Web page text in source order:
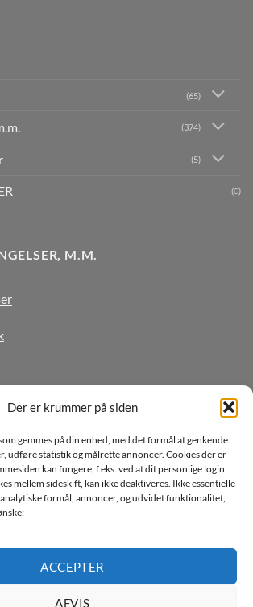
Der er krummer på siden
gemmes på din enhed, med det formål at genkende
udføre statistik og målrette annoncer. Cookies der er
kan fungere, f.eks. ved at dit personlige login
mellem sideskift, kan ikke deaktiveres. Ikke essentielle
formål, annoncer, og udvidet funktionalitet,
ACCEPTER
AFVIS
(65)
(374)
(5)
(0)
M.M.
Læs vores Persondatapolitik